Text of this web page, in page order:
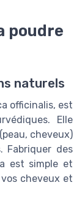
poudre
naturels
officinalis, est
Elle
cheveux)
des
est simple et
cheveux et